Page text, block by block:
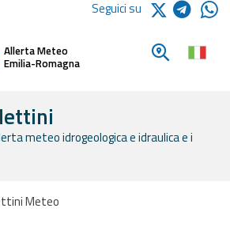
Seguici su
Allerta Meteo
Emilia-Romagna
Cerca un
meteo idrogeologica e idraulica e i
Meteo